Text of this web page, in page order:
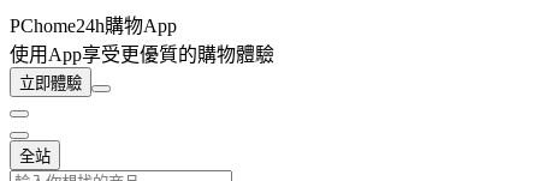
PChome24h購物App
使用App享受更優質的購物體驗
立即體驗
全站